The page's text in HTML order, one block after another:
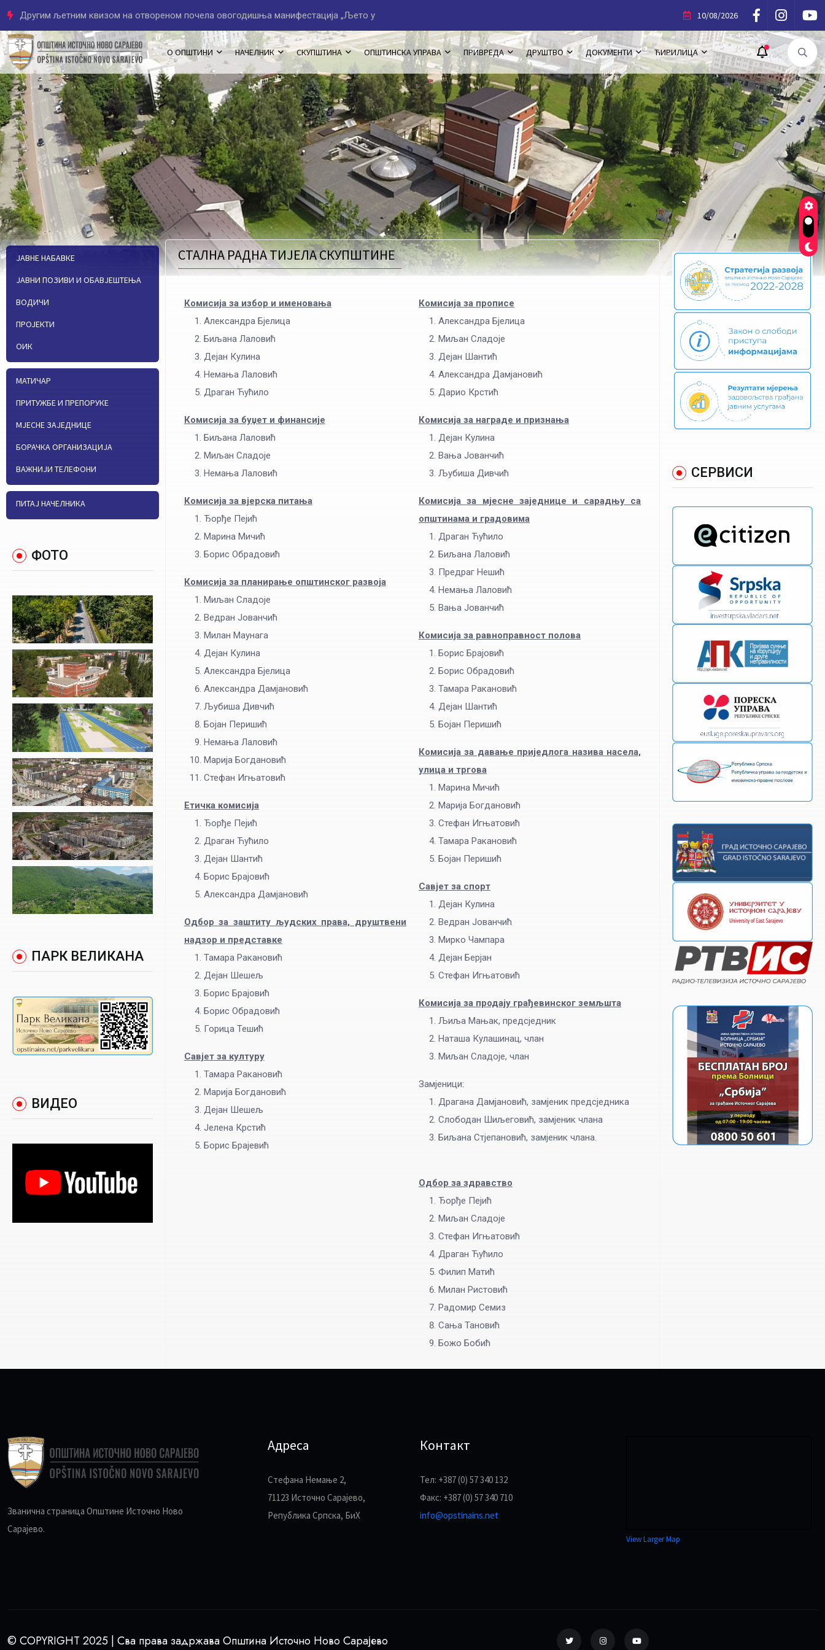
Програм овогодишње манифестације „Љето у Источном Новом Сарајеву“ Начелник Јован Катић добитник Повеље Општине Трново 10/08/2026
О ОПШТИНИ НАЧЕЛНИК СКУПШТИНА ОПШТИНСКА УПРАВА ПРИВРЕДА ДРУШТВО ДОКУМЕНТИ ЋИРИЛИЦА
ЈАВНЕ НАБАВКЕ
ЈАВНИ ПОЗИВИ И ОБАВЈЕШТЕЊА
ВОДИЧИ
ПРОЈЕКТИ
ОИК
МАТИЧАР
ПРИТУЖБЕ И ПРЕПОРУКЕ
МЈЕСНЕ ЗАЈЕДНИЦЕ
БОРАЧКА ОРГАНИЗАЦИЈА
ВАЖНИЈИ ТЕЛЕФОНИ
ПИТАЈ НАЧЕЛНИКА
ФОТО
ПАРК ВЕЛИКАНА
ВИДЕО
СТАЛНА РАДНА ТИЈЕЛА СКУПШТИНЕ
Комисија за избор и именовања
Александра Бјелица
Биљана Лаловић
Дејан Кулина
Немања Лаловић
Драган Ћућило
Комисија за буџет и финансије
Биљана Лаловић
Миљан Сладоје
Немања Лаловић
Комисија за вјерска питања
Ђорђе Пејић
Марина Мичић
Борис Обрадовић
Комисија за планирање општинског развоја
Миљан Сладоје
Ведран Јованчић
Милан Маунага
Дејан Кулина
Александра Бјелица
Александра Дамјановић
Љубиша Дивчић
Бојан Перишић
Немања Лаловић
Марија Богдановић
Стефан Игњатовић
Етичка комисија
Ђорђе Пејић
Драган Ћућило
Дејан Шантић
Борис Брајовић
Александра Дамјановић
Одбор за заштиту људских права, друштвени
надзор и представке
Тамара Ракановић
Дејан Шешељ
Борис Брајовић
Борис Обрадовић
Горица Тешић
Савјетза културу
Тамара Ракановић
Марија Богдановић
Дејан Шешељ
Јелена Крстић
Борис Брајевић
Комисија за прописе
Александра Бјелица
Миљан Сладоје
Дејан Шантић
Александра Дамјановић
Дарио Крстић
Комисија за награде и признања
Дејан Кулина
Вања Јованчић
Љубиша Дивчић
Комисија за мјесне заједнице и сарадњу са
општинама и градовима
Драган Ћућило
Биљана Лаловић
Предраг Нешић
Немања Лаловић
Вања Јованчић
Комисија за равноправност полова
Борис Брајовић
Борис Обрадовић
Тамара Ракановић
Дејан Шантић
Бојан Перишић
Комисија за давање приједлога назива насела,
улица и тргова
Марина Мичић
Марија Богдановић
Стефан Игњатовић
Тамара Ракановић
Бојан Перишић
Савјет за спорт
Дејан Кулина
Ведран Јованчић
Мирко Чампара
Дејан Берјан
Стефан Игњатовић
Комисија за продају грађевинског земљшта
Љиља Мањак, предсједник
Наташа Кулашинац, члан
Миљан Сладоје, члан
Замјеници:
Драгана Дамјановић, замјеник предсједника
Слободан Шиљеговић, замјеник члана
Биљана Стјепановић, замјеник члана.
Одбор за здравство
Ђорђе Пејић
Миљан Сладоје
Стефан Игњатовић
Драган Ћућило
Филип Матић
Милан Ристовић
Радомир Семиз
Сања Тановић
Божо Бобић
СЕРВИСИ
Званична страница Општине Источно Ново
Сарајево.
Адреса
Стефана Немање 2,
71123 Источно Сарајево,
Република Српска, БиХ
Контакт
Тел: +387 (0) 57 340 132
Факс: +387 (0) 57 340 710
info@opstinains.net
View Larger Map
© COPYRIGHT 2025 | Сва права задржава Општина Источно Ново Сарајево